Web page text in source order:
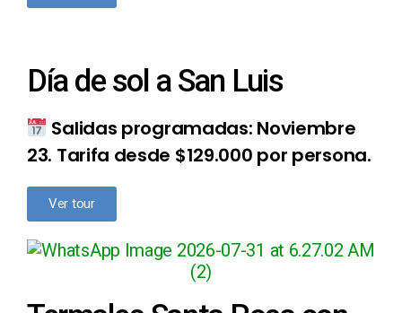
Día de sol a San Luis
Salidas programadas: Noviembre
23. Tarifa desde $129.000 por persona.
Ver tour